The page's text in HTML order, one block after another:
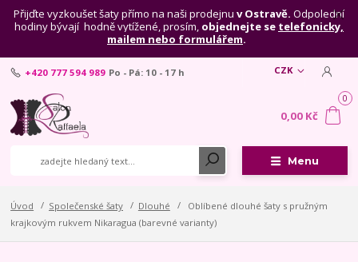
Přijďte vyzkoušet šaty přímo na naši prodejnu v Ostravě. Odpolední
hodiny bývají hodně vytížené, prosím, objednejte se telefonicky,
mailem nebo formulářem.
Menu
CZK
+420 777 594 989 Po - Pá: 10 - 17 h
0
0,00 Kč
Úvod Společenské šaty Dlouhé
Oblíbené dlouhé šaty s pružným
krajkovým rukvem Nikaragua (barevné varianty)